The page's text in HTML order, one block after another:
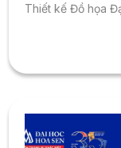
Thiết kế Đồ họa
nhận được một
người cha từng
Lớn lên khi ba...